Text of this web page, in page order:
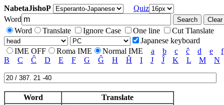
NabetaJishoP
Quiz
Word
Word
Translate Ignore Case One line
Cut Tlanslate
Japanese keyboard
IME OFF
Roma IME Normal IME a b c ĉ d e
f
B
C Ĉ D E F G Ĝ H Ĥ I J Ĵ K L M N
Word
Translate